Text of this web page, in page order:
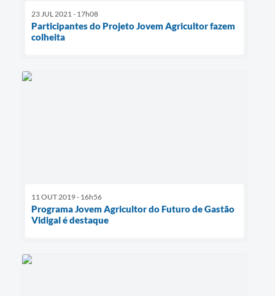
23 JUL 2021 - 17h08
Participantes do Projeto Jovem Agricultor fazem
colheita
11 OUT 2019 - 16h56
Programa Jovem Agricultor do Futuro de Gastão
Vidigal é destaque